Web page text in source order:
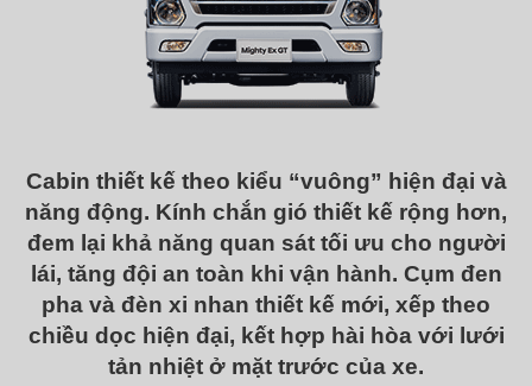
Cabin thiết kế theo kiểu “vuông” hiện đại và
năng động. Kính chắn gió thiết kế rộng hơn,
đem lại khả năng quan sát tối ưu cho người
lái, tăng đội an toàn khi vận hành. Cụm đen
pha và đèn xi nhan thiết kế mới, xếp theo
chiều dọc hiện đại, kết hợp hài hòa với lưới
tản nhiệt ở mặt trước của xe.